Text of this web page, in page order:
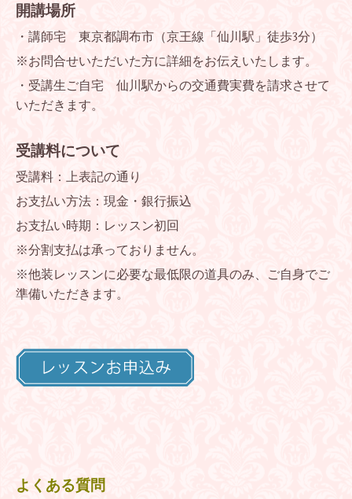
開講場所
・講師宅 東京都調布市（京王線「仙川駅」徒歩3分）
※お問合せいただいた方に詳細をお伝えいたします。
・受講生ご自宅 仙川駅からの交通費実費を請求させて
いただきます。
受講料について
受講料：上表記の通り
お支払い方法：現金・銀行振込
お支払い時期：レッスン初回
※分割支払は承っておりません。
※他装レッスンに必要な最低限の道具のみ、ご自身でご
準備いただきます。
よくある質問